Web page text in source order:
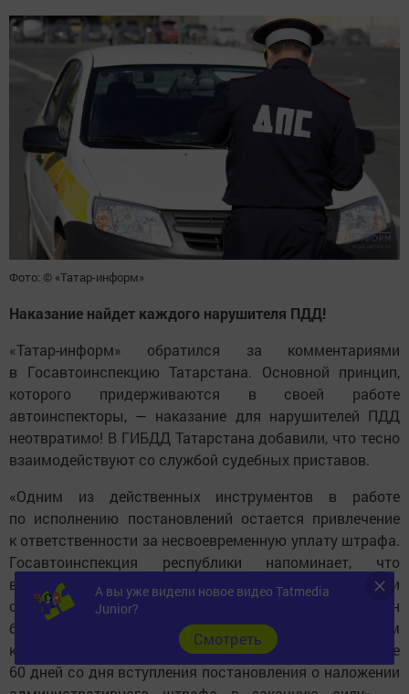
Фото: © «Татар-информ»
Наказание найдет каждого нарушителя ПДД!
«Татар-информ» обратился за комментариями
в Госавтоинспекцию Татарстана. Основной принцип,
которого придерживаются в своей работе
автоинспекторы, — наказание для нарушителей ПДД
неотвратимо! В ГИБДД Татарстана добавили, что тесно
взаимодействуют со службой судебных приставов.
«Одним из действенных инструментов в работе
по исполнению постановлений остается привлечение
к ответственности за несвоевременную уплату штрафа.
Госавтоинспекция республики напоминает, что
в соответствии с Кодексом Российской Федерации
об административных правонарушениях штраф должен
быть оплачен лицом, привлеченным
к административной ответственности, не позднее
60 дней со дня вступления постановления о наложении
А вы уже видели новое видео Tatmedia
Junior?
Cмотреть